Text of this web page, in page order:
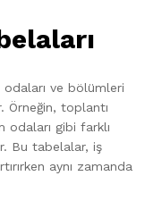
ve bölümleri
Örneğin, toplantı
odaları gibi farklı
Bu tabelalar, iş
aynı zamanda